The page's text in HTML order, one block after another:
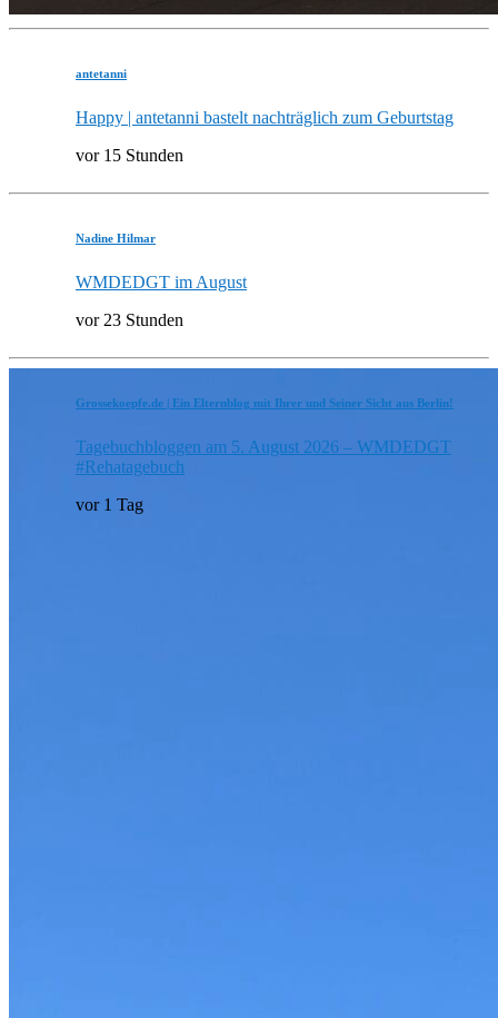
antetanni
Happy | antetanni bastelt nachträglich zum Geburtstag
vor 15 Stunden
Nadine Hilmar
WMDEDGT im August
vor 23 Stunden
Grossekoepfe.de | Ein Elternblog mit Ihrer und Seiner Sicht aus Berlin!
Tagebuchbloggen am 5. August 2026 – WMDEDGT
#Rehatagebuch
vor 1 Tag